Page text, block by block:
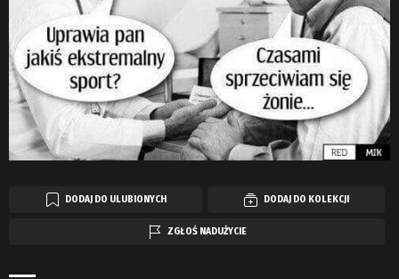
DODAJ DO ULUBIONYCH DODAJ DO KOLEKCJI
ZGŁOŚ NADUŻYCIE